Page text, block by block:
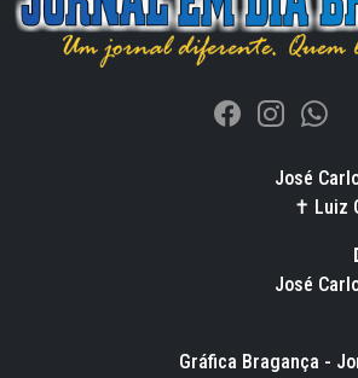
José
✝ Luiz
José
Gráfica Bragança -